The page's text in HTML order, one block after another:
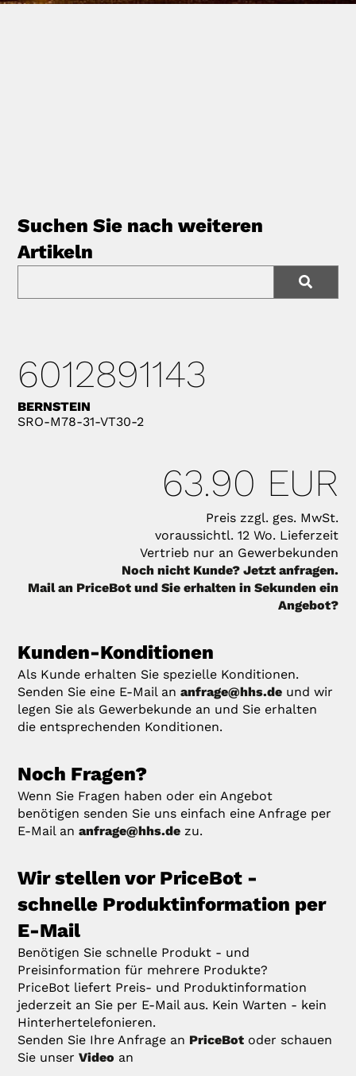
Suchen Sie nach weiteren
Artikeln
6012891143
BERNSTEIN
SRO-M78-31-VT30-2
63.90 EUR
Preis zzgl. ges. MwSt.
voraussichtl. 12 Wo. Lieferzeit
Vertrieb nur an Gewerbekunden
Noch nicht Kunde? Jetzt anfragen.
Mail an PriceBot und Sie erhalten in Sekunden ein
Angebot?
Kunden-Konditionen
Als Kunde erhalten Sie spezielle Konditionen.
Senden Sie eine E-Mail ananfrage@hhs.de und wir
legen Sie als Gewerbekunde an und Sie erhalten
die entsprechenden Konditionen.
Noch Fragen?
Wenn Sie Fragen haben oder ein Angebot
benötigen senden Sie uns einfach eine Anfrage per
E-Mail ananfrage@hhs.de zu.
Wir stellen vor PriceBot -
schnelle Produktinformation per
E-Mail
Benötigen Sie schnelle Produkt - und
Preisinformation für mehrere Produkte?
PriceBot liefert Preis- und Produktinformation
jederzeit an Sie per E-Mail aus. Kein Warten - kein
Hinterhertelefonieren.
Senden Sie Ihre Anfrage an PriceBot oder schauen
Sie unserVideo an